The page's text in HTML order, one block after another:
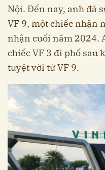
Nội. Đến nay, anh đã
VF 9, một chiếc nhận
nhận cuối năm 2024.
chiếc VF 3 đi phố sau
tuyệt vời từ VF 9.